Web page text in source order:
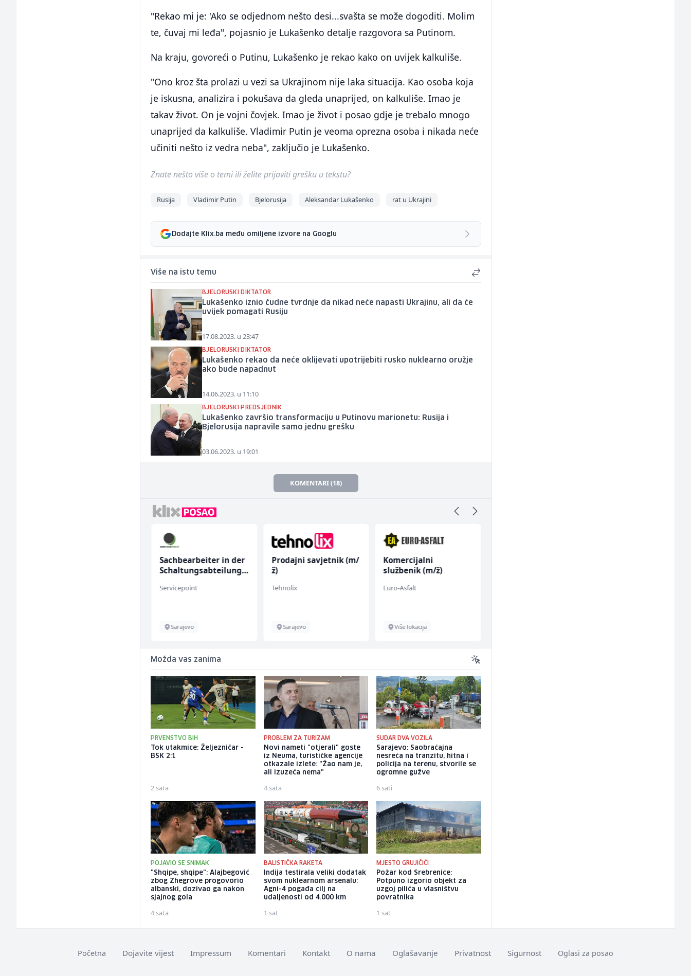
"Rekao mi je: 'Ako se odjednom nešto desi...svašta se može dogoditi. Molim
te, čuvaj mi leđa", pojasnio je Lukašenko detalje razgovora sa Putinom.
Na kraju, govoreći o Putinu, Lukašenko je rekao kako on uvijek kalkuliše.
"Ono kroz šta prolazi u vezi sa Ukrajinom nije laka situacija. Kao osoba koja
je iskusna, analizira i pokušava da gleda unaprijed, on kalkuliše. Imao je
takav život. On je vojni čovjek. Imao je život i posao gdje je trebalo mnogo
unaprijed da kalkuliše. Vladimir Putin je veoma oprezna osoba i nikada neće
učiniti nešto iz vedra neba", zaključio je Lukašenko.
Znate nešto više o temi ili želite prijaviti grešku u tekstu?
Rusija Vladimir Putin Bjelorusija Aleksandar Lukašenko rat u Ukrajini
Dodajte Klix.ba među omiljene izvore na Googlu
Više na istu temu
BJELORUSKI DIKTATOR
Lukašenko iznio čudne tvrdnje da nikad neće napasti Ukrajinu, ali da će
uvijek pomagati Rusiju
17.08.2023. u 23:47
BJELORUSKI DIKTATOR
Lukašenko rekao da neće oklijevati upotrijebiti rusko nuklearno oružje
ako bude napadnut
14.06.2023. u 11:10
BJELORUSKI PREDSJEDNIK
Lukašenko završio transformaciju u Putinovu marionetu: Rusija i
Bjelorusija napravile samo jednu grešku
03.06.2023. u 19:01
KOMENTARI (18)
Sachbearbeiter in der
Schaltungsabteilung
Servicepoint
Sarajevo
Prodajni savjetnik (m/
ž)
Tehnolix
Sarajevo
Komercijalni
službenik (m/ž)
Euro-Asfalt
Više lokacija
Možda vas zanima
PRVENSTVO BIH
Tok utakmice: Željezničar -
BSK 2:1
2 sata
PROBLEM ZA TURIZAM
Novi nameti "otjerali" goste
iz Neuma, turističke agencije
otkazale izlete: "Žao nam je,
ali izuzeća nema"
4 sata
SUDAR DVA VOZILA
Sarajevo: Saobraćajna
nesreća na tranzitu, hitna i
policija na terenu, stvorile se
ogromne gužve
6 sati
POJAVIO SE SNIMAK
"Shqipe, shqipe": Alajbegović
zbog Zhegrove progovorio
albanski, dozivao ga nakon
sjajnog gola
4 sata
BALISTIČKA RAKETA
Indija testirala veliki dodatak
svom nuklearnom arsenalu:
Agni-4 pogađa cilj na
udaljenosti od 4.000 km
1 sat
MJESTO GRUJIČIĆI
Požar kod Srebrenice:
Potpuno izgorio objekt za
uzgoj pilića u vlasništvu
povratnika
1 sat
Početna Dojavite vijest Impressum Komentari Kontakt O nama Oglašavanje Privatnost Sigurnost Oglasi za posao